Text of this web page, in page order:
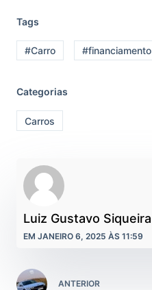
Tags
#Carro #financiamento
Categorias
Carros
Luiz Gustavo Siqueira
EM JANEIRO 6, 2025 ÀS 11:59
ANTERIOR